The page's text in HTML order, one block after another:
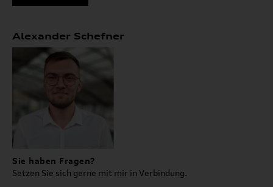
Alexander Schefner
Sie haben Fragen?
Setzen Sie sich gerne mit mir in Verbindung.